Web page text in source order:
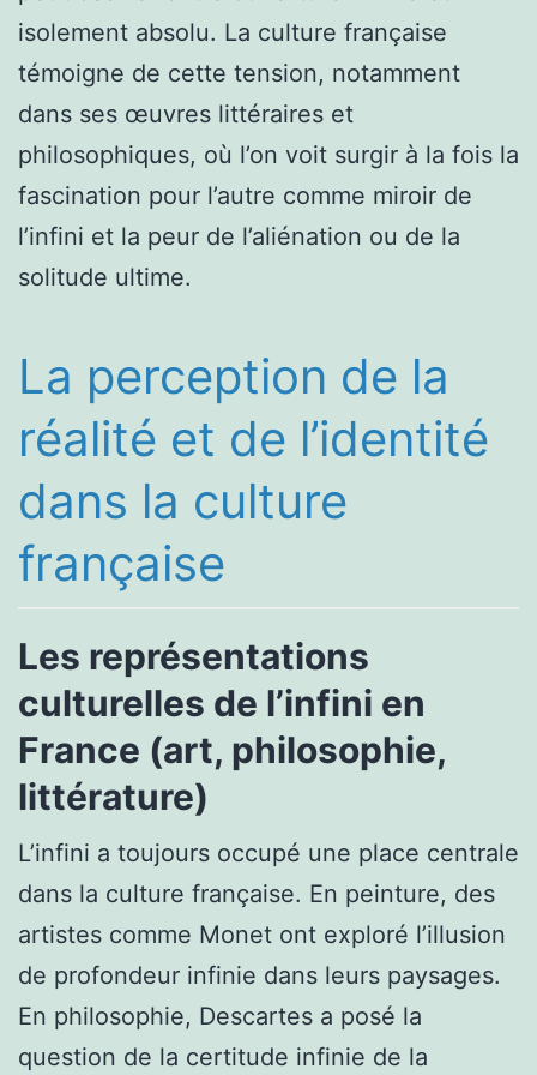
isolement absolu. La culture française
témoigne de cette tension, notamment
dans ses œuvres littéraires et
philosophiques, où l’on voit surgir à la fois la
fascination pour l’autre comme miroir de
l’infini et la peur de l’aliénation ou de la
solitude ultime.
La perception de la
réalité et de l’identité
dans la culture
française
Les représentations
culturelles de l’infini en
France (art, philosophie,
littérature)
L’infini a toujours occupé une place centrale
dans la culture française. En peinture, des
artistes comme Monet ont exploré l’illusion
de profondeur infinie dans leurs paysages.
En philosophie, Descartes a posé la
question de la certitude infinie de la